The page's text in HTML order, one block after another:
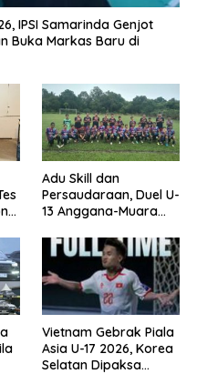
IPSI Samarinda Genjot
Buka Markas Baru di
Adu Skill dan
Persaudaraan, Duel U-
13 Anggana-Muara
Meriah
Vietnam Gebrak Piala
Asia U-17 2026, Korea
Selatan Dipaksa